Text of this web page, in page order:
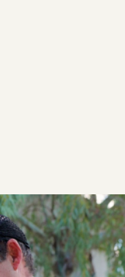
μυζήθρα
τυροζούλι, ένα